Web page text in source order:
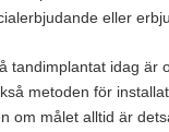
eller
tandimplantat idag är
metoden för
om målet alltid är